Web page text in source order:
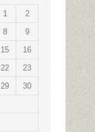
1
2
8
9
15
16
22
23
29
30